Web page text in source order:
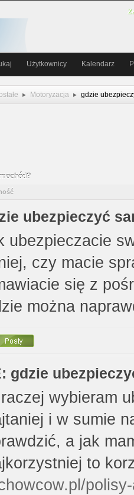
Użytkownicy Kalendarz
Motoryzacja gdzie
ubezpieczyć
ubezpieczacie
czy macie
się z
można
gdzie
wybieram
i w sumie
a jak
to